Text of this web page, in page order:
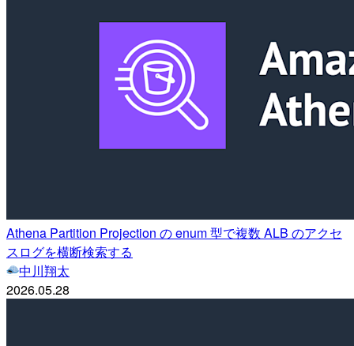
Athena Partition Projection の enum 型で複数 ALB のアクセ
スログを横断検索する
中川翔太
2026.05.28